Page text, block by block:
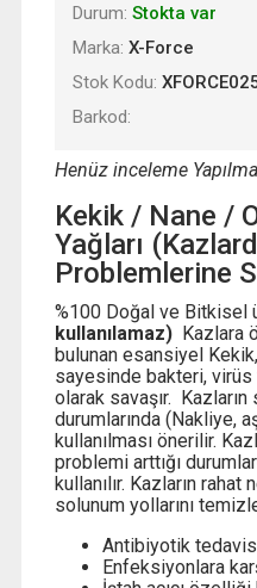
Durum: Stokta var
Marka: X-Force
Stok Kodu:
Barkod:
Henüz inceleme
Kekik / Nane /
Yağları
Problemlerine
%100 Doğal ve Bitkisel
kullanılamaz) Kazlara
bulunan esansiyel
sayesinde bakteri, virüs
olarak savaşır. Kazların
durumlarında (Nakliye,
kullanılması önerilir.
problemi arttığı
kullanılır. Kazların rahat
solunum yollarını
Antibiyotik
Enfeksiyonlara